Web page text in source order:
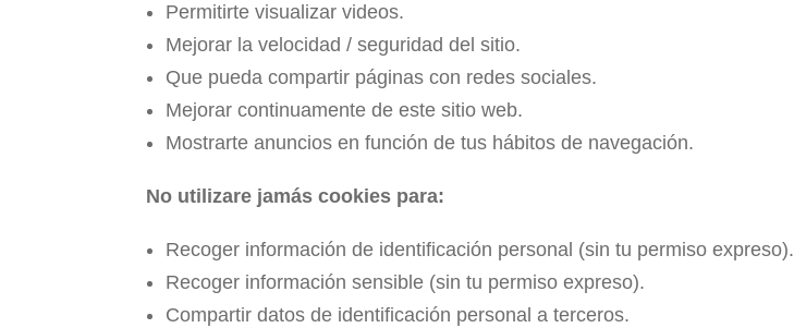
Permitirte visualizar videos.
Mejorar la velocidad / seguridad del sitio.
Que pueda compartir páginas con redes sociales.
Mejorar continuamente de este sitio web.
Mostrarte anuncios en función de tus hábitos de navegación.
No utilizare jamás cookies para:
Recoger información de identificación personal (sin tu permiso expreso).
Recoger información sensible (sin tu permiso expreso).
Compartir datos de identificación personal a terceros.